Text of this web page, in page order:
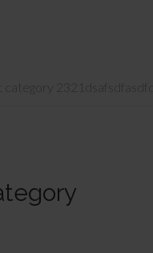
2321dsafsdfasdfdf